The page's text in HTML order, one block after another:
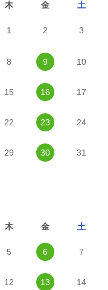
木 金 土
1 2 3
8 9 10
15 16 17
22 23 24
29 30 31
木 金 土
5 6 7
12 13 14